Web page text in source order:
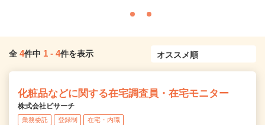
全 4件中 1 - 4件を表示
化粧品などに関する在宅調査員・在宅モニター
株式会社ビサーチ
業務委託 登録制 在宅・内職